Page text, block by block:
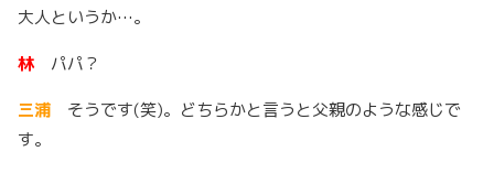
大人というか…。
林 パパ？
三浦 そうです(笑)。どちらかと言うと父親のような感じで
す。